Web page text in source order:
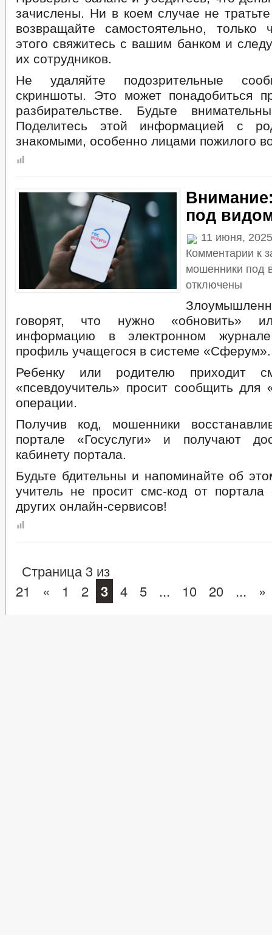
зачислены. Ни в коем случае не
возвращайте самостоятельно, только
этого свяжитесь с вашим банком и
их сотрудников.
Не удаляйте подозрительные
скриншоты. Это может понадобиться
разбирательстве. Будьте
Поделитесь этой информацией с
знакомыми, особенно лицами пожилого
под
11 июня,
Комментарии к
мошенники под
отключены
говорят, что нужно «обновить»
информацию в электронном
профиль учащегося в системе «Сферум».
Ребенку или родителю приходит
«псевдоучитель» просит сообщить для
операции.
Получив код, мошенники
портале «Госуслуги» и получают
кабинету портала.
Будьте бдительны и напоминайте об
учитель не просит смс-код от портала
других онлайн-сервисов!
Страница 3 из
21
« 1 2 3 4 5 ... 10 20 ... »